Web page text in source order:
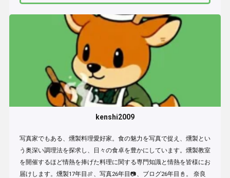
kenshi2009
写真家でもある、燻製料理愛好家。食の魅力を写真で捉え、燻製とい
う奥深い調理法を探求し、日々の食卓を豊かにしています。燻製教室
を開催するほど情熱を捧げた料理に関する専門知識と情熱を皆様にお
届けします。燻製17年目🍖、写真26年目📷、ブログ26年目📓。 奈良